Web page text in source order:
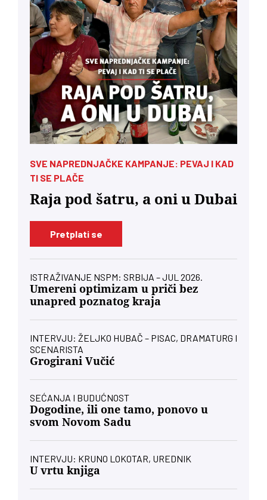
SVE NAPREDNJAČKE KAMPANJE: PEVAJ I KAD
TI SE PLAČE
Raja pod šatru, a oni u Dubai
Pretplati se
ISTRAŽIVANJE NSPM: SRBIJA – JUL 2026.
Umereni optimizam u priči bez
unapred poznatog kraja
INTERVJU: ŽELJKO HUBAČ – PISAC, DRAMATURG I
SCENARISTA
Grogirani Vučić
SEĆANJA I BUDUĆNOST
Dogodine, ili one tamo, ponovo u
svom Novom Sadu
INTERVJU: KRUNO LOKOTAR, UREDNIK
U vrtu knjiga